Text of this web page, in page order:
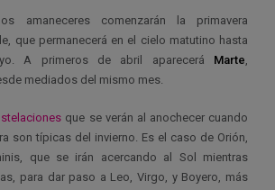
amaneceres comenzarán la primavera
que permanecerá en el cielo matutino hasta
A primeros de abril aparecerá
Marte,
mediados del mismo mes.
que se verán al anochecer cuando
son típicas del invierno. Es el caso de Orión,
que se irán acercando al Sol mientras
para dar paso a Leo, Virgo, y Boyero, más